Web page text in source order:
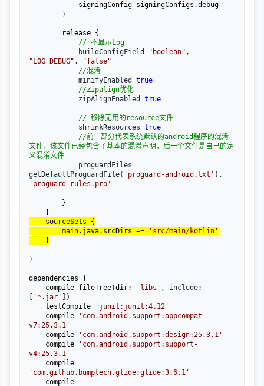
// 不显示Log
            buildConfigField
" boolean"
"LOG_DEBUG" , "false"
//混淆
            minifyEnabled
true
//Zipalign优化
            zipAlignEnabled
true
// 移除无用的resource文件
            shrinkResources
true
//前一部分代表系统默认的android程序的混淆
文件，该文件已经包含了基本的混淆声明，后一个文件是自己的定
义混淆文件
getDefaultProguardFile( ' proguard-android.txt '
' proguard-rules.pro '
        main.java.srcDirs
+= ' src/main/kotlin '
    }
}
dependencies {
    compile fileTree(dir:
' libs ' , include:
[ ' *.jar ' ])
    testCompile
' junit:junit:4.12 '
    compile
' com.android.support:appcompat-
v7:25.3.1 '
    compile
' com.android.support:design:25.3.1 '
    compile
' com.android.support:support-
v4:25.3.1 '
' com.github.bumptech.glide:glide:3.6.1 '